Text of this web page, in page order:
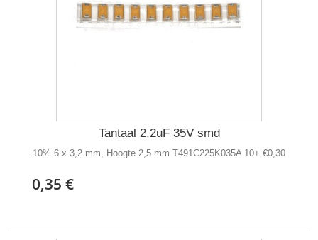
Tantaal 2,2uF 35V smd
10% 6 x 3,2 mm, Hoogte 2,5 mm T491C225K035A 10+ €0,30
0,35 €